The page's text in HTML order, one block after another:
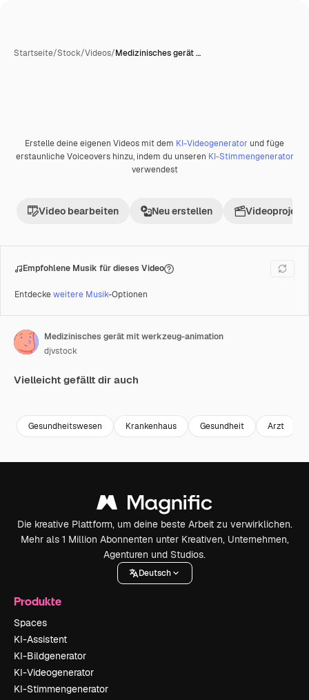
Startseite/Stock/Videos/Medizinisches gerät …
Premium
Erstelle deine eigenen Videos mit dem KI-Videogenerator und füge
erstaunliche Voiceovers hinzu, indem du unseren KI-Stimmengenerator
verwendest
Video bearbeiten Neu erstellen Videoprojekt
Empfohlene Musik für dieses Video
Entdeckeweitere Musik-Optionen
Medizinisches gerät mit werkzeug-animation
djvstock
Vielleicht gefällt dir auch
Gesundheitswesen Krankenhaus Gesundheit Arzt
Die kreative Plattform, um deine beste Arbeit zu verwirklichen.
Mehr als 1 Million Abonnenten unter Kreativen, Unternehmen,
Agenturen und Studios.
Deutsch
Produkte
Spaces
KI-Assistent
KI-Bildgenerator
KI-Videogenerator
KI-Stimmengenerator